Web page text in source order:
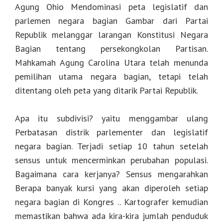
Agung Ohio Mendominasi peta legislatif dan
parlemen negara bagian Gambar dari Partai
Republik melanggar larangan Konstitusi Negara
Bagian tentang persekongkolan Partisan.
Mahkamah Agung Carolina Utara telah menunda
pemilihan utama negara bagian, tetapi telah
ditentang oleh peta yang ditarik Partai Republik.
Apa itu subdivisi? yaitu menggambar ulang
Perbatasan distrik parlementer dan legislatif
negara bagian. Terjadi setiap 10 tahun setelah
sensus untuk mencerminkan perubahan populasi.
Bagaimana cara kerjanya? Sensus mengarahkan
Berapa banyak kursi yang akan diperoleh setiap
negara bagian di Kongres .. Kartografer kemudian
memastikan bahwa ada kira-kira jumlah penduduk